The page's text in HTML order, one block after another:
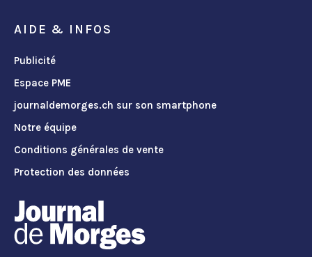
AIDE & INFOS
Publicité
Espace PME
journaldemorges.ch sur son smartphone
Notre équipe
Conditions générales de vente
Protection des données